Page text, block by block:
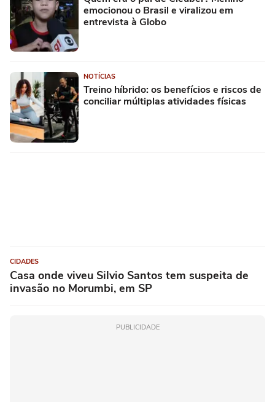
emocionou o Brasil e viralizou em
entrevista à Globo
NOTÍCIAS
Treino híbrido: os benefícios e riscos de
conciliar múltiplas atividades físicas
CIDADES
Casa onde viveu Silvio Santos tem suspeita de
invasão no Morumbi, em SP
PUBLICIDADE